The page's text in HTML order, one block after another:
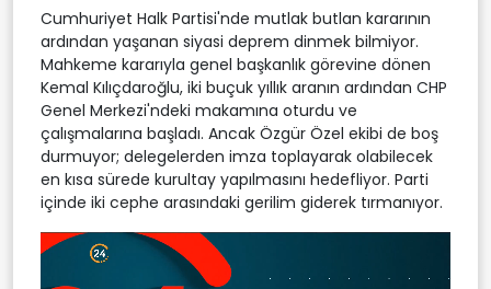
Cumhuriyet Halk Partisi'nde mutlak butlan kararının
ardından yaşanan siyasi deprem dinmek bilmiyor.
Mahkeme kararıyla genel başkanlık görevine dönen
Kemal Kılıçdaroğlu, iki buçuk yıllık aranın ardından CHP
Genel Merkezi'ndeki makamına oturdu ve
çalışmalarına başladı. Ancak Özgür Özel ekibi de boş
durmuyor; delegelerden imza toplayarak olabilecek
en kısa sürede kurultay yapılmasını hedefliyor. Parti
içinde iki cephe arasındaki gerilim giderek tırmanıyor.